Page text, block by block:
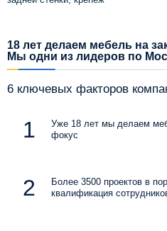
18 лет делаем мебель на
Мы одни из лидеров по
6 ключевых факторов
Уже 18 лет мы делаем
фокус
Более 3500 проектов в
квалификация